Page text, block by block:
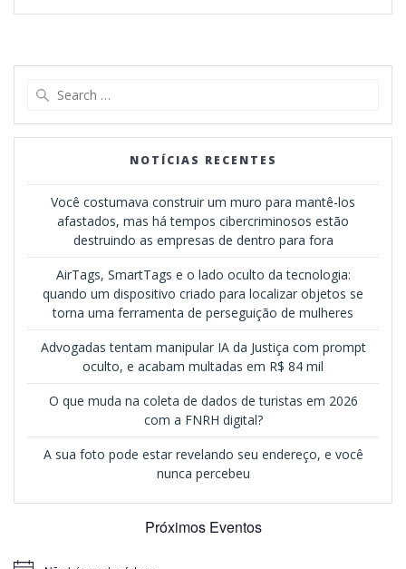
NOTÍCIAS RECENTES
Você costumava construir um muro para mantê-los
afastados, mas há tempos cibercriminosos estão
destruindo as empresas de dentro para fora
AirTags, SmartTags e o lado oculto da tecnologia:
quando um dispositivo criado para localizar objetos se
torna uma ferramenta de perseguição de mulheres
Advogadas tentam manipular IA da Justiça com prompt
oculto, e acabam multadas em R$ 84 mil
O que muda na coleta de dados de turistas em 2026
com a FNRH digital?
A sua foto pode estar revelando seu endereço, e você
nunca percebeu
Próximos Eventos